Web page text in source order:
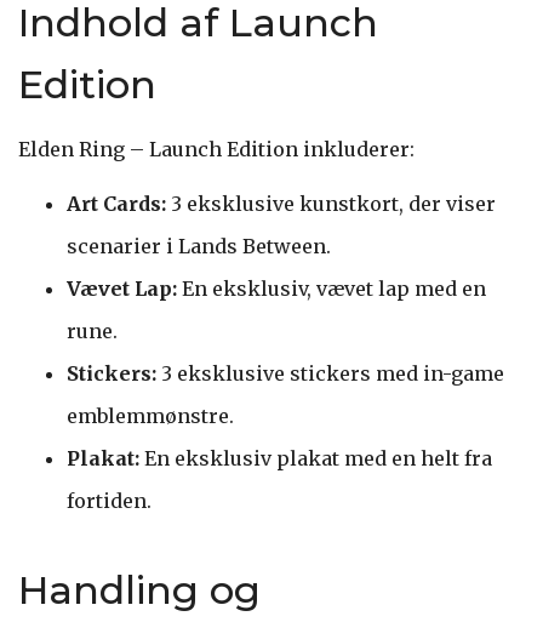
Indhold af Launch
Edition
Elden Ring – Launch Edition inkluderer:
Art Cards: 3 eksklusive kunstkort, der viser
scenarier i Lands Between.
Vævet Lap: En eksklusiv, vævet lap med en
rune.
Stickers: 3 eksklusive stickers med in-game
emblemmønstre.
Plakat: En eksklusiv plakat med en helt fra
fortiden.
Handling og